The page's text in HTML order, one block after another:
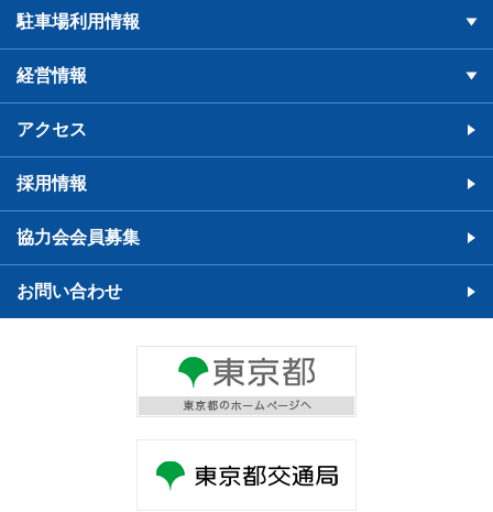
駐車場利用情報
経営情報
アクセス
採用情報
協力会会員募集
お問い合わせ